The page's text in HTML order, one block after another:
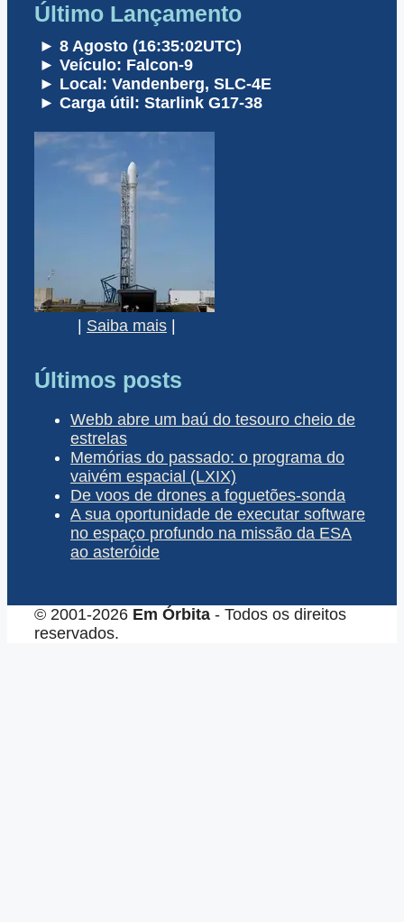
Último Lançamento
► 8 Agosto (16:35:02UTC)
► Veículo: Falcon-9
► Local: Vandenberg, SLC-4E
► Carga útil: Starlink G17-38
| Saiba mais |
Últimos posts
Webb abre um baú do tesouro cheio de
estrelas
Memórias do passado: o programa do
vaivém espacial (LXIX)
De voos de drones a foguetões-sonda
A sua oportunidade de executar software
no espaço profundo na missão da ESA
ao asteróide
© 2001-2026 Em Órbita - Todos os direitos
reservados.